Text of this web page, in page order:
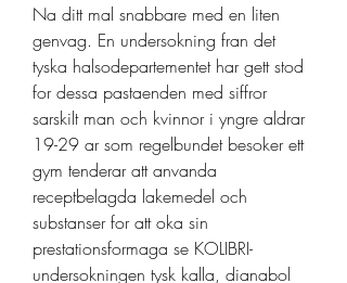
Na ditt mal snabbare med en liten
genvag. En undersokning fran det
tyska halsodepartementet har gett stod
for dessa pastaenden med siffror
sarskilt man och kvinnor i yngre aldrar
19-29 ar som regelbundet besoker ett
gym tenderar att anvanda
receptbelagda lakemedel och
substanser for att oka sin
prestationsformaga se KOLIBRI-
undersokningen tysk kalla, dianabol